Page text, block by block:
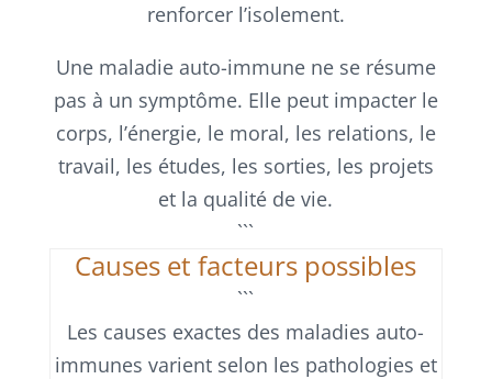
renforcer l’isolement.
Une maladie auto-immune ne se résume
pas à un symptôme. Elle peut impacter le
corps, l’énergie, le moral, les relations, le
travail, les études, les sorties, les projets
et la qualité de vie.
```
Causes et facteurs possibles
```
Les causes exactes des maladies auto-
immunes varient selon les pathologies et